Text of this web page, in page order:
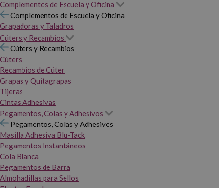
Complementos de Escuela y Oficina
Complementos de Escuela y Oficina
Grapadoras y Taladros
Cúters y Recambios
Cúters y Recambios
Cúters
Recambios de Cúter
Grapas y Quitagrapas
Tijeras
Cintas Adhesivas
Pegamentos, Colas y Adhesivos
Pegamentos, Colas y Adhesivos
Masilla Adhesiva Blu-Tack
Pegamentos Instantáneos
Cola Blanca
Pegamentos de Barra
Almohadillas para Sellos